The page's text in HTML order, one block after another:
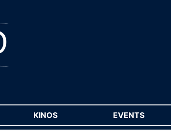
KINOS EVENTS